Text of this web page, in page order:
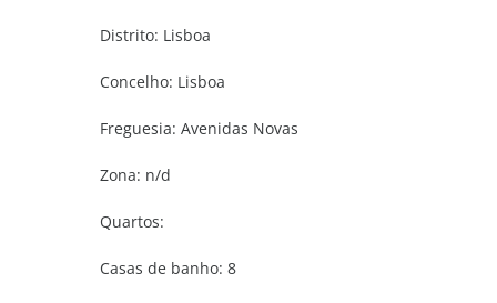
Distrito: Lisboa
Concelho: Lisboa
Freguesia: Avenidas Novas
Zona: n/d
Quartos:
Casas de banho: 8